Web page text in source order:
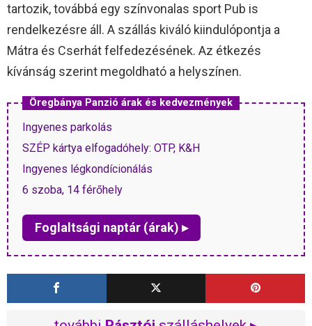
tartozik, továbbá egy színvonalas sport Pub is
rendelkezésre áll. A szállás kiváló kiindulópontja a
Mátra és Cserhát felfedezésének. Az étkezés
kívánság szerint megoldható a helyszínen.
Öregbánya Panzió árak és kedvezmények
Ingyenes parkolás
SZÉP kártya elfogadóhely: OTP, K&H
Ingyenes légkondícionálás
6 szoba, 14 férőhely
Foglaltsági naptár (árak) ▸